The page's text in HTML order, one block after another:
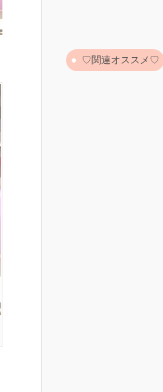
♡関連オススメ♡